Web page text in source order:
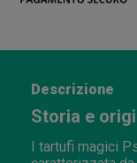
Descrizione
Storia e
I tartufi magici